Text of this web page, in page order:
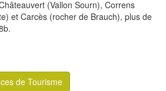
(Vallon Sourn), Correns
et Carcès (rocher de Brauch), plus de
de Tourisme